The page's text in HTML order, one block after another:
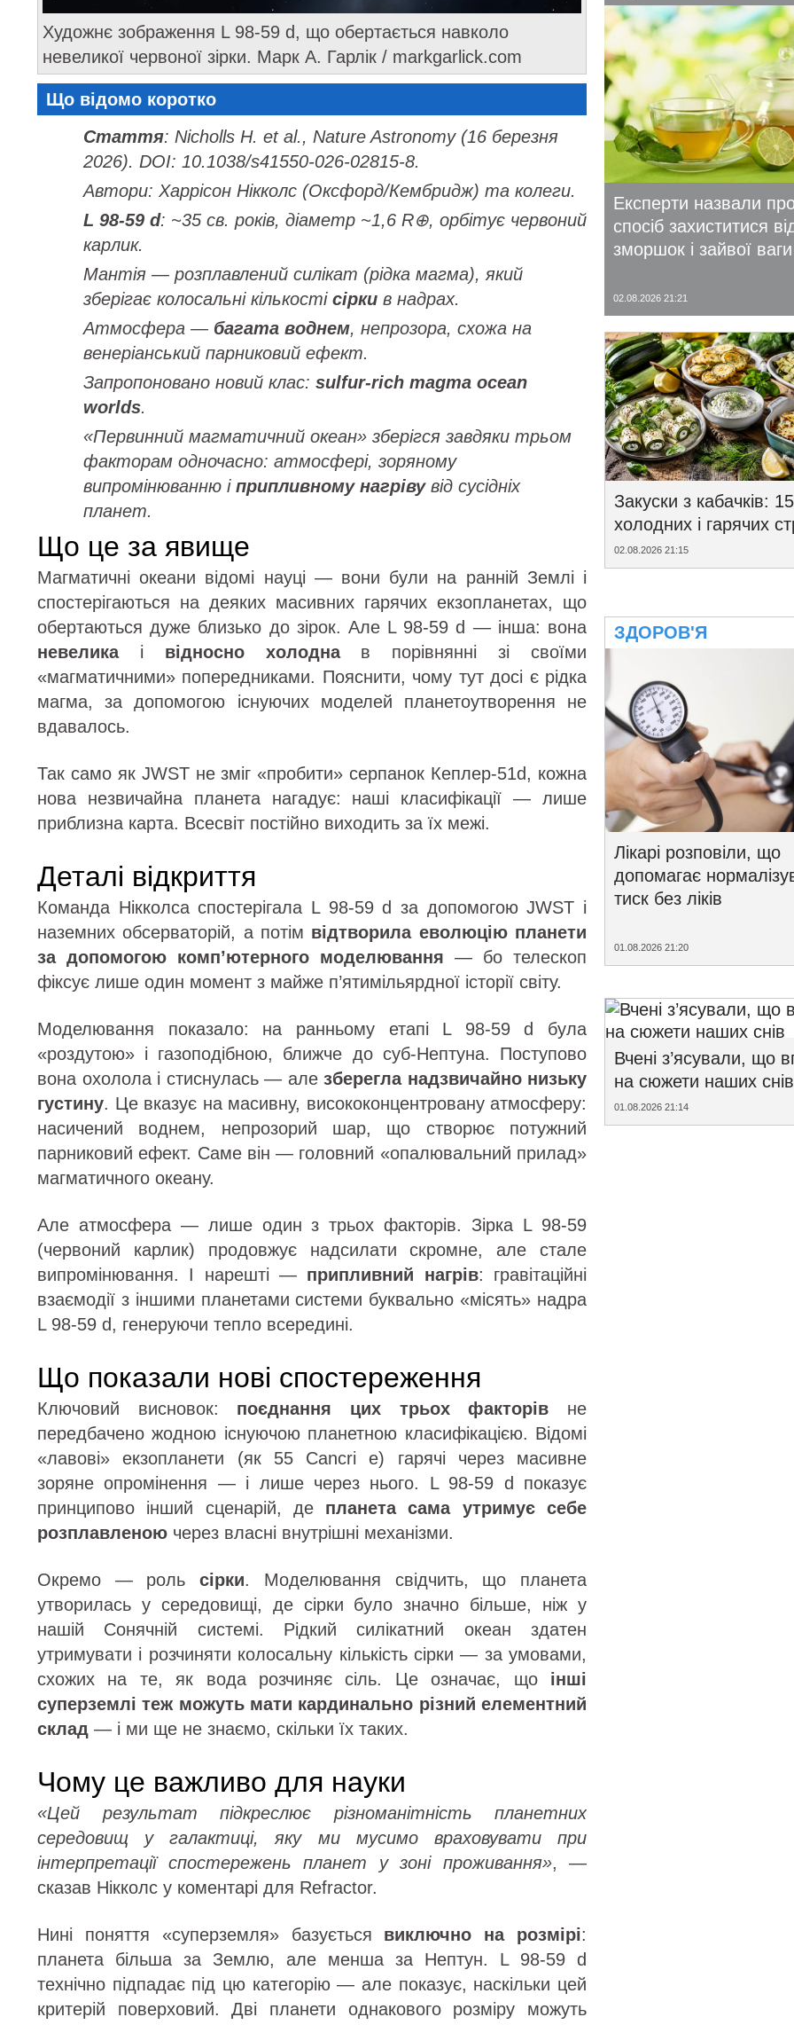
Художнє зображення L 98-59 d, що обертається навколо
невеликої червоної зірки. Марк А. Гарлік / markgarlick.com
Що відомо коротко
Стаття: Nicholls H. et al., Nature Astronomy(16 березня
2026). DOI: 10.1038/s41550-026-02815-8.
Автори: Харрісон Нікколс (Оксфорд/Кембридж) та колеги.
L 98-59 d: ~35 св. років, діаметр ~1,6 R⊕, орбітує червоний
карлик.
Мантія — розплавлений силікат (рідка магма), який
зберігає колосальні кількості сірки в надрах.
Атмосфера — багата воднем, непрозора, схожа на
венеріанський парниковий ефект.
Запропоновано новий клас: sulfur-rich magma ocean
worlds.
«Первинний магматичний океан» зберігся завдяки трьом
факторам одночасно: атмосфері, зоряному
випромінюванню і припливному нагрівувід сусідніх
планет.
Що це за явище
Магматичні океани відомі науці — вони були на ранній Землі і
спостерігаються на деяких масивних гарячих екзопланетах, що
обертаються дуже близько до зірок. Але L 98-59 d — інша: вона
невеликаі відносно холоднав порівнянні зі своїми
«магматичними» попередниками. Пояснити, чому тут досі є рідка
магма, за допомогою існуючих моделей планетоутворення не
вдавалось.
Так само як JWST не зміг «пробити» серпанок Кеплер-51d, кожна
нова незвичайна планета нагадує: наші класифікації — лише
приблизна карта. Всесвіт постійно виходить за їх межі.
Деталі відкриття
Команда Нікколса спостерігала L 98-59 d за допомогою JWST і
наземних обсерваторій, а потім відтворила еволюцію планети
за допомогою комп’ютерного моделювання — бо телескоп
фіксує лише один момент з майже п’ятимільярдної історії світу.
Моделювання показало: на ранньому етапі L 98-59 d була
«роздутою» і газоподібною, ближче до суб-Нептуна. Поступово
вона охолола і стиснулась — але зберегла надзвичайно низьку
густину. Це вказує на масивну, висококонцентровану атмосферу:
насичений воднем, непрозорий шар, що створює потужний
парниковий ефект. Саме він — головний «опалювальний прилад»
магматичного океану.
Але атмосфера — лише один з трьох факторів. Зірка L 98-59
(червоний карлик) продовжує надсилати скромне, але стале
випромінювання. І нарешті — припливний нагрів: гравітаційні
взаємодії з іншими планетами системи буквально «місять» надра
L 98-59 d, генеруючи тепло всередині.
Що показали нові спостереження
Ключовий висновок: поєднання цих трьох факторів не
передбачено жодною існуючою планетною класифікацією. Відомі
«лавові» екзопланети (як 55 Cancri e) гарячі через масивне
зоряне опромінення — і лише через нього. L 98-59 d показує
принципово інший сценарій, де планета сама утримує себе
розплавленою через власні внутрішні механізми.
Окремо — рольсірки. Моделювання свідчить, що планета
утворилась у середовищі, де сірки було значно більше, ніж у
нашій Сонячній системі. Рідкий силікатний океан здатен
утримувати і розчиняти колосальну кількість сірки — за умовами,
схожих на те, як вода розчиняє сіль. Це означає, що інші
суперземлі теж можуть мати кардинально різний елементний
склад — і ми ще не знаємо, скільки їх таких.
Чому це важливо для науки
«Цей результат підкреслює різноманітність планетних
середовищ у галактиці, яку ми мусимо враховувати при
інтерпретації спостережень планет у зоні проживання», —
сказав Нікколс у коментарі для Refractor.
Нині поняття «суперземля» базується виключно на розмірі:
планета більша за Землю, але менша за Нептун. L 98-59 d
технічно підпадає під цю категорію — але показує, наскільки цей
критерій поверховий. Дві планети однакового розміру можуть
Експерти назвали
спосіб захиститися
зморшок і зайвої ваги
02.08.2026 21:21
Закуски з кабачків: 15
холодних і гарячих
02.08.2026 21:15
ЗДОРОВ'Я
Лікарі розповіли, що
допомагає
тиск без ліків
01.08.2026 21:20
Вчені з’ясували, що
на сюжети наших снів
01.08.2026 21:14